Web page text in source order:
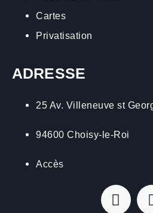
Cartes
Privatisation
ADRESSE
25 Av. Villeneuve st
94600 Choisy-le-Roi
Accès